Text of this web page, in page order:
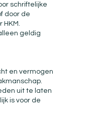
schriftelijke
door de
geldig
en vermogen
uit te laten
is voor de